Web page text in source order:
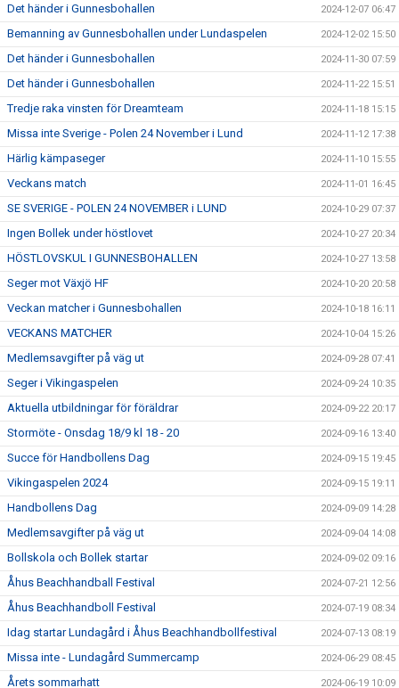
Det händer i Gunnesbohallen 2024-12-07 06:47
Bemanning av Gunnesbohallen under Lundaspelen 2024-12-02 15:50
Det händer i Gunnesbohallen 2024-11-30 07:59
Det händer i Gunnesbohallen 2024-11-22 15:51
Tredje raka vinsten för Dreamteam 2024-11-18 15:15
Missa inte Sverige - Polen 24 November i Lund 2024-11-12 17:38
Härlig kämpaseger 2024-11-10 15:55
Veckans match 2024-11-01 16:45
SE SVERIGE - POLEN 24 NOVEMBER i LUND 2024-10-29 07:37
Ingen Bollek under höstlovet 2024-10-27 20:34
HÖSTLOVSKUL I GUNNESBOHALLEN 2024-10-27 13:58
Seger mot Växjö HF 2024-10-20 20:58
Veckan matcher i Gunnesbohallen 2024-10-18 16:11
VECKANS MATCHER 2024-10-04 15:26
Medlemsavgifter på väg ut 2024-09-28 07:41
Seger i Vikingaspelen 2024-09-24 10:35
Aktuella utbildningar för föräldrar 2024-09-22 20:17
Stormöte - Onsdag 18/9 kl 18 - 20 2024-09-16 13:40
Succe för Handbollens Dag 2024-09-15 19:45
Vikingaspelen 2024 2024-09-15 19:11
Handbollens Dag 2024-09-09 14:28
Medlemsavgifter på väg ut 2024-09-04 14:08
Bollskola och Bollek startar 2024-09-02 09:16
Åhus Beachhandball Festival 2024-07-21 12:56
Åhus Beachhandboll Festival 2024-07-19 08:34
Idag startar Lundagård i Åhus Beachhandbollfestival 2024-07-13 08:19
Missa inte - Lundagård Summercamp 2024-06-29 08:45
Årets sommarhatt 2024-06-19 10:09